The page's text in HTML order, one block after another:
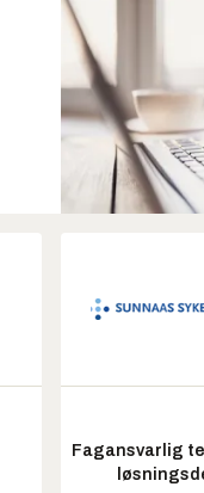
Fagansvarlig